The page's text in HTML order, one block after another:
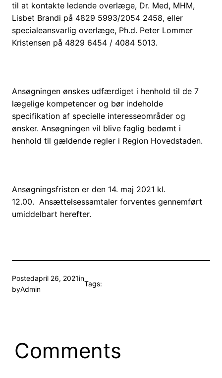
til at kontakte ledende overlæge, Dr. Med, MHM,
Lisbet Brandi på 4829 5993/2054 2458, eller
specialeansvarlig overlæge, Ph.d. Peter Lommer
Kristensen på 4829 6454 / 4084 5013.
Ansøgningen ønskes udfærdiget i henhold til de 7
lægelige kompetencer og bør indeholde
specifikation af specielle interesseområder og
ønsker. Ansøgningen vil blive faglig bedømt i
henhold til gældende regler i Region Hovedstaden.
Ansøgningsfristen er den 14. maj 2021 kl.
12.00. Ansættelsessamtaler forventes gennemført
umiddelbart herefter.
Postedapril 26, 2021in
byAdmin
Tags:
Comments